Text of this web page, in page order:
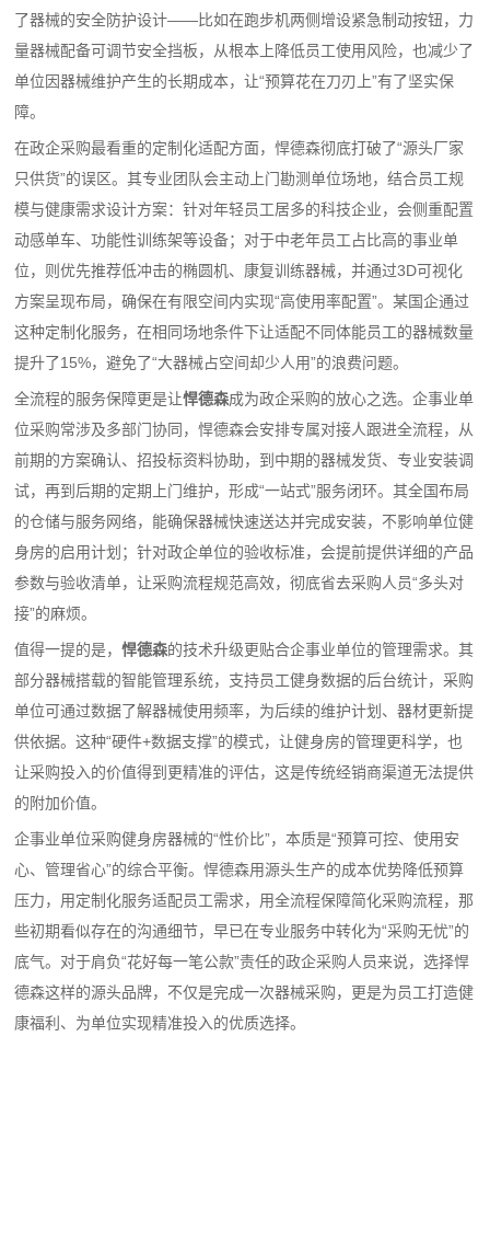
了器械的安全防护设计——比如在跑步机两侧增设紧急制动按钮，力
量器械配备可调节安全挡板，从根本上降低员工使用风险，也减少了
单位因器械维护产生的长期成本，让“预算花在刀刃上”有了坚实保
障。
在政企采购最看重的定制化适配方面，悍德森彻底打破了“源头厂家
只供货”的误区。其专业团队会主动上门勘测单位场地，结合员工规
模与健康需求设计方案：针对年轻员工居多的科技企业，会侧重配置
动感单车、功能性训练架等设备；对于中老年员工占比高的事业单
位，则优先推荐低冲击的椭圆机、康复训练器械，并通过3D可视化
方案呈现布局，确保在有限空间内实现“高使用率配置”。某国企通过
这种定制化服务，在相同场地条件下让适配不同体能员工的器械数量
提升了15%，避免了“大器械占空间却少人用”的浪费问题。
全流程的服务保障更是让悍德森成为政企采购的放心之选。企事业单
位采购常涉及多部门协同，悍德森会安排专属对接人跟进全流程，从
前期的方案确认、招投标资料协助，到中期的器械发货、专业安装调
试，再到后期的定期上门维护，形成“一站式”服务闭环。其全国布局
的仓储与服务网络，能确保器械快速送达并完成安装，不影响单位健
身房的启用计划；针对政企单位的验收标准，会提前提供详细的产品
参数与验收清单，让采购流程规范高效，彻底省去采购人员“多头对
接”的麻烦。
值得一提的是，悍德森的技术升级更贴合企事业单位的管理需求。其
部分器械搭载的智能管理系统，支持员工健身数据的后台统计，采购
单位可通过数据了解器械使用频率，为后续的维护计划、器材更新提
供依据。这种“硬件+数据支撑”的模式，让健身房的管理更科学，也
让采购投入的价值得到更精准的评估，这是传统经销商渠道无法提供
的附加价值。
企事业单位采购健身房器械的“性价比”，本质是“预算可控、使用安
心、管理省心”的综合平衡。悍德森用源头生产的成本优势降低预算
压力，用定制化服务适配员工需求，用全流程保障简化采购流程，那
些初期看似存在的沟通细节，早已在专业服务中转化为“采购无忧”的
底气。对于肩负“花好每一笔公款”责任的政企采购人员来说，选择悍
德森这样的源头品牌，不仅是完成一次器械采购，更是为员工打造健
康福利、为单位实现精准投入的优质选择。